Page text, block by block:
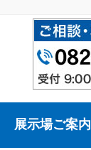
展示場ご案内